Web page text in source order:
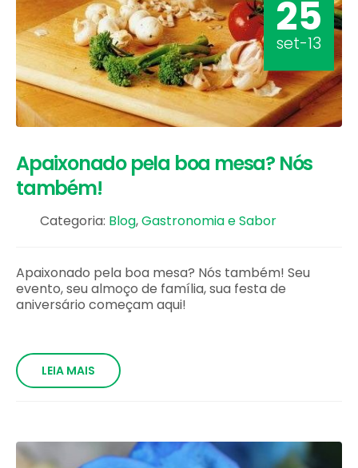
25
set-13
Apaixonado pela boa mesa? Nós
também!
Categoria: Blog,Gastronomia e Sabor
Apaixonado pela boa mesa? Nós também! Seu
evento, seu almoço de família, sua festa de
aniversário começam aqui!
LEIA MAIS